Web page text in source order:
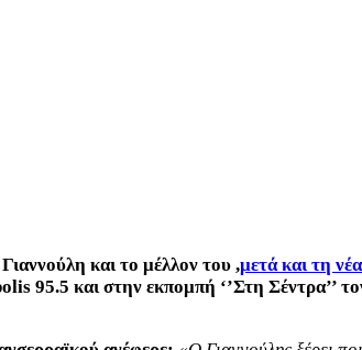
και το μέλλον του ,μετά και τη
95.5 και στην εκπομπή ‘’Στη Σέντρα’’